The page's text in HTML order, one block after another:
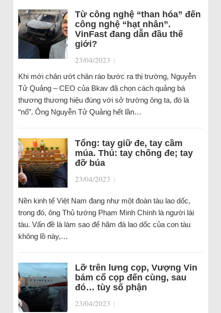
Từ công nghệ “than hóa” đến
công nghệ “hạt nhân”.
VinFast đang dẫn đầu thế
giới?
23/04/2023 |
Khi mới chân ướt chân ráo bước ra thị trường, Nguyễn
Tử Quảng – CEO của Bkav đã chọn cách quảng bá
thương thương hiệu đúng với sở trường ông ta, đó là
“nổ”. Ông Nguyễn Tử Quảng hết lần…
Tổng: tay giữ đe, tay cầm
múa. Thủ: tay chống đe; tay
đỡ búa
23/04/2023 |
Nền kinh tế Việt Nam đang như một đoàn tàu lao dốc,
trong đó, ông Thủ tướng Phạm Minh Chính là người lái
tàu. Vấn đề là làm sao để hãm đà lao dốc của con tàu
không lồ này,…
Lỡ trên lưng cọp, Vượng Vin
bám cổ cọp đến cùng, sau
đó… tùy số phận
23/04/2023 |